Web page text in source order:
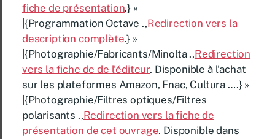
fiche de présentation.} »
|{Programmation Octave .,Redirection vers la
description complète.} »
|{Photographie/Fabricants/Minolta .,Redirection
vers la fiche de de l’éditeur. Disponible à l’achat
sur les plateformes Amazon, Fnac, Cultura ….} »
|{Photographie/Filtres optiques/Filtres
polarisants .,Redirection vers la fiche de
présentation de cet ouvrage. Disponible dans